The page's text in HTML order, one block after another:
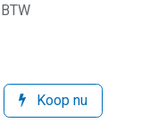
Koop nu